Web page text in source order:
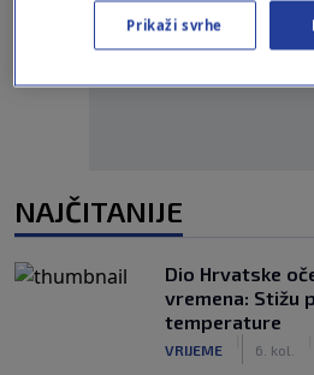
NAJČITANIJE
Dio Hrvatske
vremena: Stižu
temperature
VRIJEME 6. kol.
Prikaži svrhe